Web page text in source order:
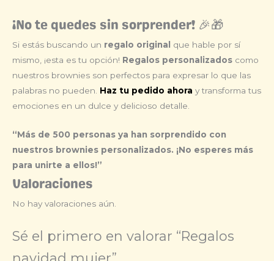
¡No te quedes sin sorprender! 🎉🎁
Si estás buscando un regalo original
que hable por sí
mismo, ¡esta es tu opción! Regalos personalizados como
nuestros brownies son perfectos para expresar lo que las
palabras no pueden. Haz tu pedido ahora y transforma tus
emociones en un dulce y delicioso detalle.
“Más de 500 personas ya han sorprendido con
nuestros brownies personalizados. ¡No esperes más
para unirte a ellos!”
Valoraciones
No hay valoraciones aún.
Sé el primero en valorar “Regalos